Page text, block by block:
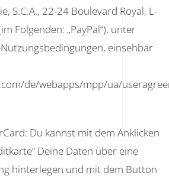
S.C.A., 22-24 Boulevard Royal, L-
Folgenden: „PayPal“), unter
einsehbar
de/webapps/mpp/ua/
Du kannst mit dem Anklicken
Deine Daten über eine
hinterlegen und mit dem Button